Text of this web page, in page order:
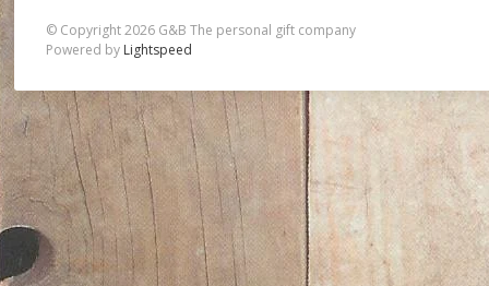
© Copyright 2026 G&B The personal gift company
Powered by Lightspeed